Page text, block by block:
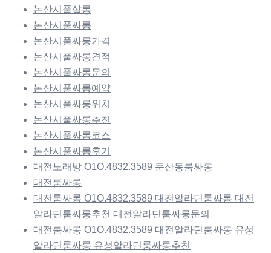
논산시풀살롱
논산시풀싸롱
논산시풀싸롱가격
논산시풀싸롱견적
논산시풀싸롱문의
논산시풀싸롱예약
논산시풀싸롱위치
논산시풀싸롱추천
논산시풀싸롱코스
논산시풀싸롱후기
대전노래방 O1O.4832.3589 둔산동룸싸롱
대전룸싸롱
대전룸싸롱 O1O.4832.3589 대전알라딘룸싸롱 대전
알라딘룸싸롱추천 대전알라딘룸싸롱문의
대전룸싸롱 O1O.4832.3589 대전알라딘룸싸롱 유성
알라딘룸싸롱 유성알라딘룸싸롱추천